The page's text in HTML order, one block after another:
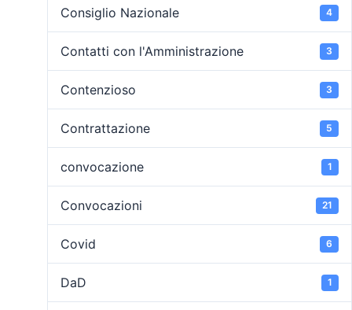
Consiglio Nazionale 4
Contatti con l'Amministrazione 3
Contenzioso 3
Contrattazione 5
convocazione 1
Convocazioni 21
Covid 6
DaD 1